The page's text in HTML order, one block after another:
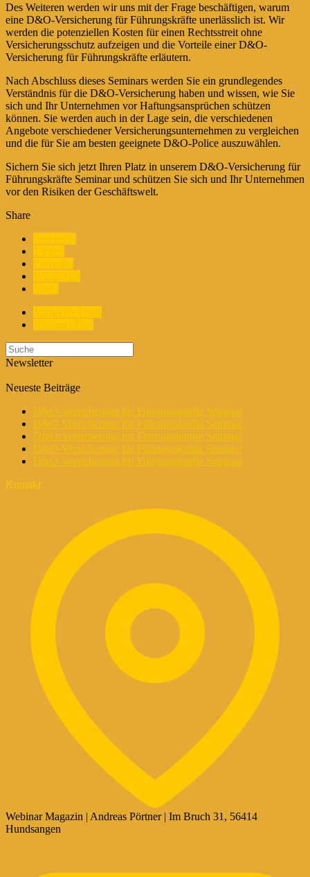
Des Weiteren werden wir uns mit der Frage beschäftigen, warum
eine D&O-Versicherung für Führungskräfte unerlässlich ist. Wir
werden die potenziellen Kosten für einen Rechtsstreit ohne
Versicherungsschutz aufzeigen und die Vorteile einer D&O-
Versicherung für Führungskräfte erläutern.
Nach Abschluss dieses Seminars werden Sie ein grundlegendes
Verständnis für die D&O-Versicherung haben und wissen, wie Sie
sich und Ihr Unternehmen vor Haftungsansprüchen schützen
können. Sie werden auch in der Lage sein, die verschiedenen
Angebote verschiedener Versicherungsunternehmen zu vergleichen
und die für Sie am besten geeignete D&O-Police auszuwählen.
Sichern Sie sich jetzt Ihren Platz in unserem D&O-Versicherung für
Führungskräfte Seminar und schützen Sie sich und Ihr Unternehmen
vor den Risiken der Geschäftswelt.
Share
Newsletter
Neueste Beiträge
D&O-Versicherung für Führungskräfte Seminar
D&O-Versicherung für Führungskräfte Seminar
D&O-Versicherung für Führungskräfte Seminar
D&O-Versicherung für Führungskräfte Seminar
D&O-Versicherung für Führungskräfte Seminar
Kontakt
Webinar Magazin | Andreas Pörtner | Im Bruch 31, 56414
Hundsangen